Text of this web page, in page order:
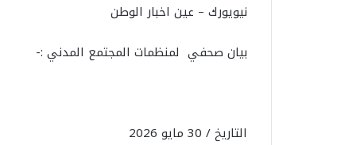
نيويورك – عين اخبار الوطن
بيان صحفي لمنظمات المجتمع المدني :-
التاريخ / 30 مايو 2026